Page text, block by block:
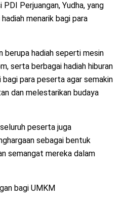
Perjuangan, Yudha, yang
menarik bagi para
berupa hadiah seperti mesin
serta berbagai hadiah hiburan
bagi para peserta agar semakin
dan melestarikan budaya
peserta juga
sebagai bentuk
semangat mereka dalam
bagi UMKM